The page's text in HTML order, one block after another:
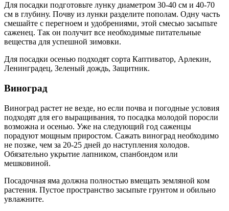
Для посадки подготовьте лунку диаметром 30-40 см и 40-70
см в глубину. Почву из лунки разделите пополам. Одну часть
смешайте с перегноем и удобрениями, этой смесью засыпьте
саженец. Так он получит все необходимые питательные
вещества для успешной зимовки.
Для посадки осенью подходят сорта Каптиватор, Арлекин,
Ленинградец, Зеленый дождь, Защитник.
Виноград
Виноград растет не везде, но если почва и погодные условия
подходят для его выращивания, то посадка молодой поросли
возможна и осенью. Уже на следующий год саженцы
порадуют мощным приростом. Сажать виноград необходимо
не позже, чем за 20-25 дней до наступления холодов.
Обязательно укрытие лапником, спанбондом или
мешковиной.
Посадочная яма должна полностью вмещать земляной ком
растения. Пустое пространство засыпьте грунтом и обильно
увлажните.